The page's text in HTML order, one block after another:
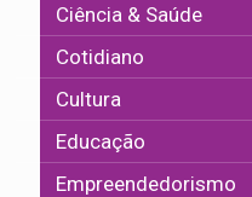
Ciência & Saúde
Cotidiano
Cultura
Educação
Empreendedorismo